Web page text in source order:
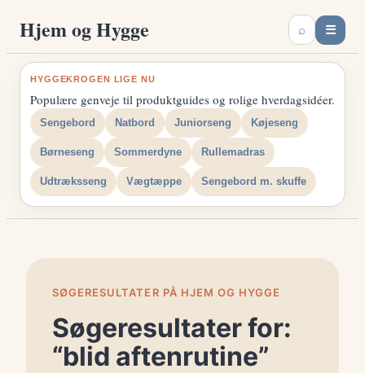
indhold
Hjem og Hygge ⌕ ☰
HYGGEKROGEN LIGE NU
Populære genveje til produktguides og rolige hverdagsidéer.
Sengebord Natbord Juniorseng Køjeseng
Børneseng Sommerdyne Rullemadras
Udtræksseng Vægtæppe Sengebord m. skuffe
SØGERESULTATER PÅ HJEM OG HYGGE
Søgeresultater for:
“blid aftenrutine”